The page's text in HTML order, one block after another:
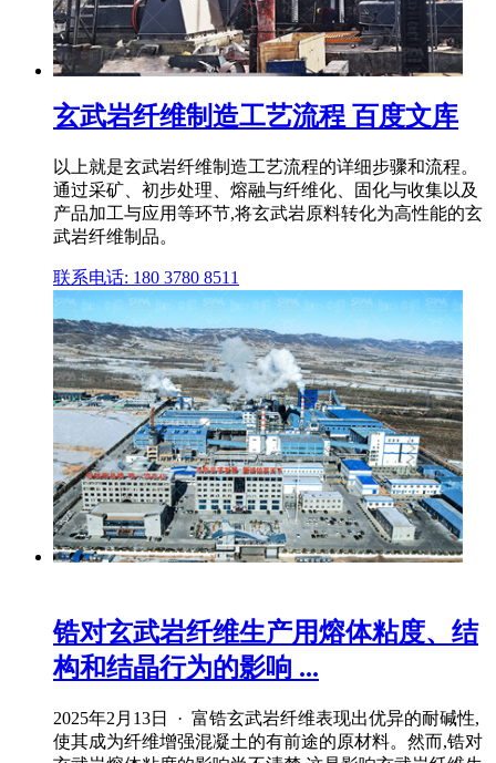
玄武岩纤维制造工艺流程 百度文库
以上就是玄武岩纤维制造工艺流程的详细步骤和流程。
通过采矿、初步处理、熔融与纤维化、固化与收集以及
产品加工与应用等环节,将玄武岩原料转化为高性能的玄
武岩纤维制品。
联系电话: 180 3780 8511
锆对玄武岩纤维生产用熔体粘度、结
构和结晶行为的影响 ...
2025年2月13日 · 富锆玄武岩纤维表现出优异的耐碱性,
使其成为纤维增强混凝土的有前途的原材料。然而,锆对